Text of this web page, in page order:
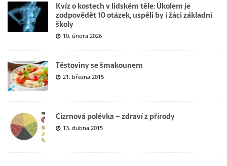
Kvíz o kostech v lidském těle: Úkolem je
zodpovědět 10 otázek, uspěli by i žáci základní
školy
10. února 2026
Těstoviny se šmakounem
21. března 2015
Cizrnová polévka – zdraví z přírody
13. dubna 2015